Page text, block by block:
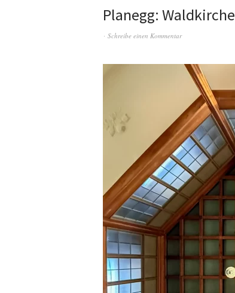
Planegg: Waldkirche
Schreibe einen Kommentar